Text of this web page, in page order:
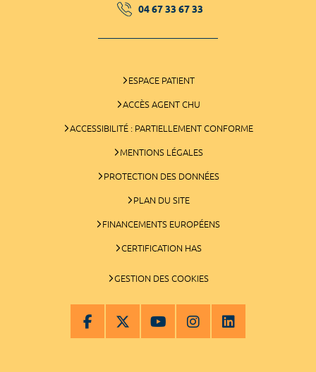
04 67 33 67 33
ESPACE PATIENT
ACCÈS AGENT CHU
ACCESSIBILITÉ : PARTIELLEMENT CONFORME
MENTIONS LÉGALES
PROTECTION DES DONNÉES
PLAN DU SITE
FINANCEMENTS EUROPÉENS
CERTIFICATION HAS
GESTION DES COOKIES